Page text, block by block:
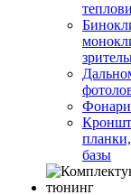
Фонари
базы